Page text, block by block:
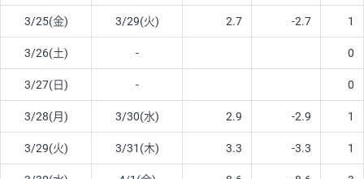
3/25(金) 3/29(火) 2.7 -2.7 1
3/26(土) - 0
3/27(日) - 0
3/28(月) 3/30(水) 2.9 -2.9 1
3/29(火) 3/31(木) 3.3 -3.3 1